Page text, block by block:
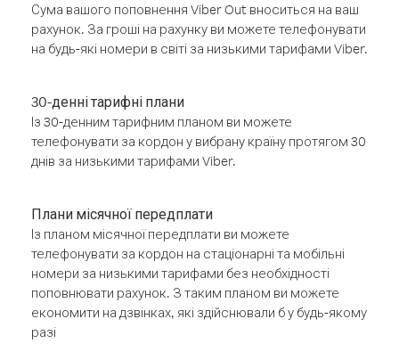
Сума вашого поповнення Viber Out вноситься на ваш
рахунок. За гроші на рахунку ви можете телефонувати
на будь-які номери в світі за низькими тарифами Viber.
30-денні тарифні плани
Із 30-денним тарифним планом ви можете
телефонувати за кордон у вибрану країну протягом 30
днів за низькими тарифами Viber.
Плани місячної передплати
Із планом місячної передплати ви можете
телефонувати за кордон на стаціонарні та мобільні
номери за низькими тарифами без необхідності
поповнювати рахунок. З таким планом ви можете
економити на дзвінках, які здійснювали б у будь-якому
разі